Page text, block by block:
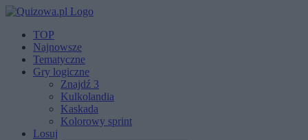
TOP
Najnowsze
Tematyczne
Gry logiczne
Znajdź 3
Kulkolandia
Kaskada
Kolorowy sprint
Losuj